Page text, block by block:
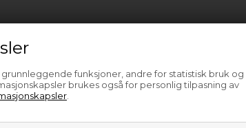
funksjoner, andre for statistisk bruk og
brukes også for personlig tilpasning av